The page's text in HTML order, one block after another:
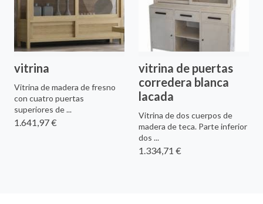
vitrina
Vitrina de madera de fresno
con cuatro puertas
superiores de ...
1.641,97 €
vitrina de puertas
corredera blanca
lacada
Vitrina de dos cuerpos de
madera de teca. Parte inferior
dos ...
1.334,71 €